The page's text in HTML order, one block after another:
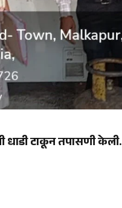
धाडी टाकून तपासणी केली.